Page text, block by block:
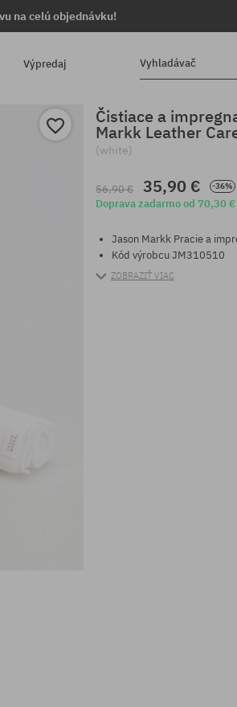
na celú objednávku!
Výpredaj Vyhladávač
Čistiace a
Markk Leather
(white)
56,90 € 35,90 € -36%
Doprava zadarmo od 70,30 €
Jason Markk Pracie a
Kód výrobcu JM310510
ZOBRAZIŤ VIAC